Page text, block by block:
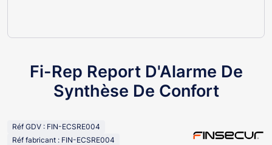
Fi-Rep Report D'Alarme De
Synthèse De Confort
Réf GDV : FIN-ECSRE004
Réf fabricant : FIN-ECSRE004